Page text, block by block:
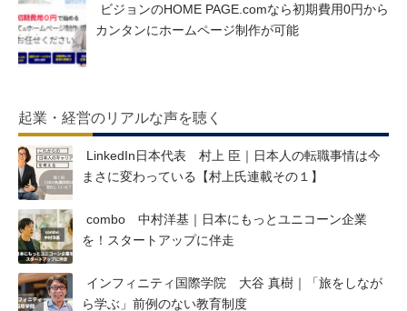
ビジョンのHOME PAGE.comなら初期費用0円から
カンタンにホームページ制作が可能
起業・経営のリアルな声を聴く
LinkedIn日本代表 村上 臣｜日本人の転職事情は今
まさに変わっている【村上氏連載その１】
combo 中村洋基｜日本にもっとユニコーン企業
を！スタートアップに伴走
インフィニティ国際学院 大谷 真樹｜「旅をしなが
ら学ぶ」前例のない教育制度